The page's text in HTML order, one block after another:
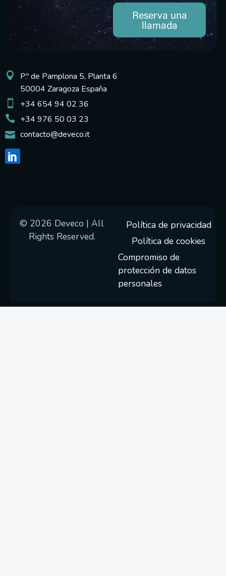
Reserva una
llamada
P.º de Pamplona 5, Planta 6
50004 Zaragoza España
+34 654 94 02 36
+34 976 50 03 23
contacto@deveco.it
© 2026 Deveco | All
Rights Reserved.
Política de privacidad
Política de cookies
Compromiso de
protección de datos
personales